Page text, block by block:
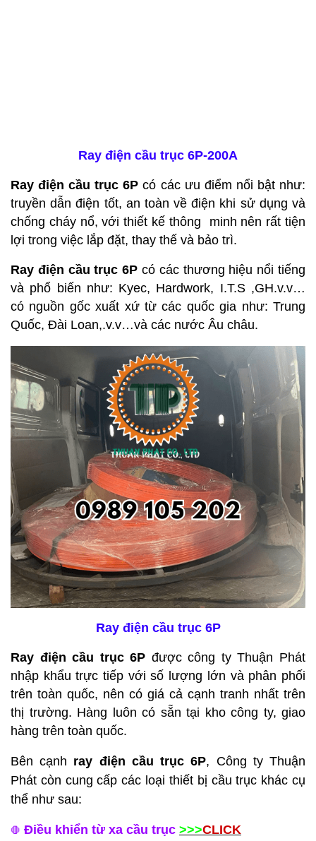
Ray điện cầu trục 6P-200A
Ray điện cầu trục 6P có các ưu điểm nổi bật như:
truyền dẫn điện tốt, an toàn về điện khi sử dụng và
chống cháy nổ, với thiết kế thông minh nên rất tiện
lợi trong việc lắp đặt, thay thế và bảo trì.
Ray điện cầu trục 6P có các thương hiệu nổi tiếng
và phổ biến như: Kyec, Hardwork, I.T.S ,GH.v.v…
có nguồn gốc xuất xứ từ các quốc gia như: Trung
Quốc, Đài Loan,.v.v…và các nước Âu châu.
Ray điện cầu trục 6P
Ray điện cầu trục 6P được công ty Thuận Phát
nhập khẩu trực tiếp với số lượng lớn và phân phối
trên toàn quốc, nên có giá cả cạnh tranh nhất trên
thị trường. Hàng luôn có sẵn tại kho công ty, giao
hàng trên toàn quốc.
Bên cạnh ray điện cầu trục 6P, Công ty Thuận
Phát còn cung cấp các loại thiết bị cầu trục khác cụ
thể như sau:
🛑 Điều khiển từ xa cầu trục >>>CLICK